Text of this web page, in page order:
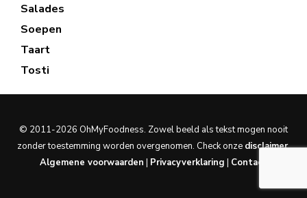
Salades
Soepen
Taart
Tosti
© 2011-2026 OhMyFoodness. Zowel beeld als tekst mogen nooit
zonder toestemming worden overgenomen. Check onze disclaimer.
Algemene voorwaarden | Privacyverklaring | Contact